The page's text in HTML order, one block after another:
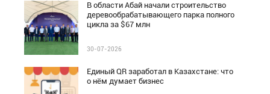
В области Абай начали строительство
деревообрабатывающего парка полного
цикла за $67 млн
30-07-2026
Единый QR заработал в Казахстане: что
о нём думает бизнес